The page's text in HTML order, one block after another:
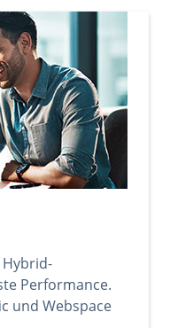
Performance.
und Webspace